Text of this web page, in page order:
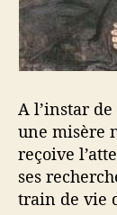
A l’instar
une misère
reçoive
ses
train de vie